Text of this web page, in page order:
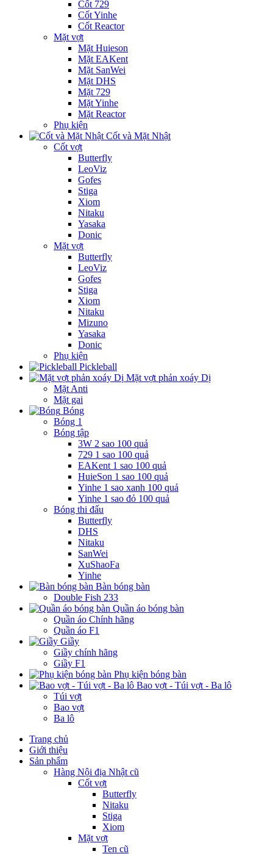
Cốt 729
Cốt Yinhe
Cốt Reactor
Mặt vợt
Mặt Huieson
Mặt EAKent
Mặt SanWei
Mặt DHS
Mặt 729
Mặt Yinhe
Mặt Reactor
Phụ kiện
Cốt và Mặt Nhật
Cốt vợt
Butterfly
LeoViz
Gofes
Stiga
Xiom
Nitaku
Yasaka
Donic
Mặt vợt
Butterfly
LeoViz
Gofes
Stiga
Xiom
Nitaku
Mizuno
Yasaka
Donic
Phụ kiện
Pickleball
Mặt vợt phản xoáy Dị
Mặt Anti
Mặt gai
Bóng
Bóng 1
Bóng tập
3W 2 sao 100 quả
729 1 sao 100 quả
EAKent 1 sao 100 quả
HuieSon 1 sao 100 quả
Yinhe 1 sao xanh 100 quả
Yinhe 1 sao đỏ 100 quả
Bóng thi đấu
Butterfly
DHS
Nitaku
SanWei
XuShaoFa
Yinhe
Bàn bóng bàn
Double Fish 233
Quần áo bóng bàn
Quần áo Chính hãng
Quần áo F1
Giầy
Giầy chính hãng
Giầy F1
Phụ kiện bóng bàn
Bao vợt - Túi vợt - Ba lô
Túi vợt
Bao vợt
Ba lô
Trang chủ
Giới thiệu
Sản phẩm
Hàng Nội địa Nhật cũ
Cốt vợt
Butterfly
Nitaku
Stiga
Xiom
Mặt vợt
Ten cũ